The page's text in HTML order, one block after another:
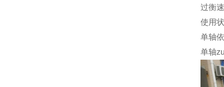
过衡
使用
单轴
单轴